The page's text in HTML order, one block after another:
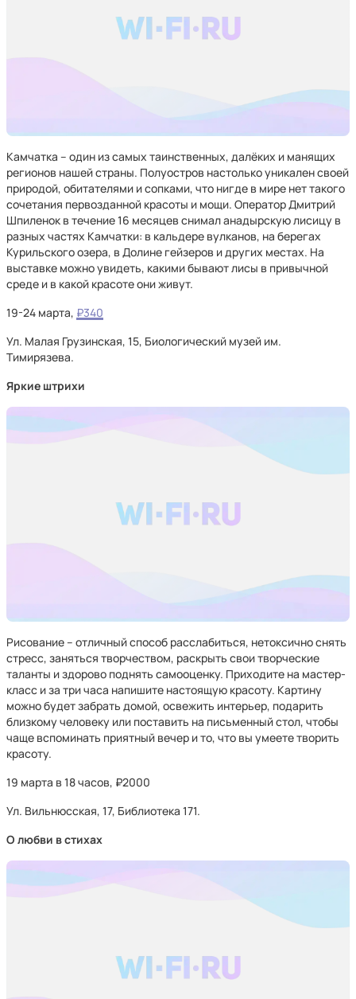
Камчатка – один из самых таинственных, далёких и манящих
регионов нашей страны. Полуостров настолько уникален своей
природой, обитателями и сопками, что нигде в мире нет такого
сочетания первозданной красоты и мощи. Оператор Дмитрий
Шпиленок в течение 16 месяцев снимал анадырскую лисицу в
разных частях Камчатки: в кальдере вулканов, на берегах
Курильского озера, в Долине гейзеров и других местах. На
выставке можно увидеть, какими бывают лисы в привычной
среде и в какой красоте они живут.
19-24 марта, ₽340
Ул. Малая Грузинская, 15, Биологический музей им.
Тимирязева.
Яркие штрихи
Рисование – отличный способ расслабиться, нетоксично снять
стресс, заняться творчеством, раскрыть свои творческие
таланты и здорово поднять самооценку. Приходите на мастер-
класс и за три часа напишите настоящую красоту. Картину
можно будет забрать домой, освежить интерьер, подарить
близкому человеку или поставить на письменный стол, чтобы
чаще вспоминать приятный вечер и то, что вы умеете творить
красоту.
19 марта в 18 часов, ₽2000
Ул. Вильнюсская, 17, Библиотека 171.
О любви в стихах